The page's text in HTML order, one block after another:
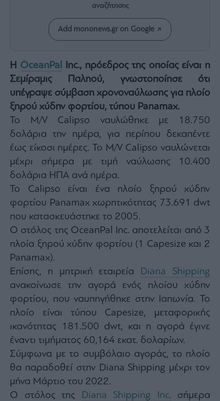
Bons
Vivants
Auto
Life
&
Style
Υγεία
Architecture
&
Design
Fashion
&
Watches
Yachts
Table
Two
Μετοχές
Αγορές
Trader's
book
Buy-
Hold-
Sell
The
αναζήτησης
Add mononews.gr on Google
Η OceanPal
Inc., πρόεδρος της οποίας είναι η
Σεμίραμις Παληού, γνωστοποίησε ότι
υπέγραψε σύμβαση χρονοναύλωσης για πλοίο
ξηρού χύδην φορτίου, τύπου Panamax.
Το M/V Calipso ναυλώθηκε με 18.750
δολάρια την ημέρα, για περίπου δεκαπέντε
έως είκοσι ημέρες. Το M/V Calipso ναυλώνεται
μέχρι σήμερα με τιμή ναύλωσης 10.400
δολάρια ΗΠΑ ανά ημέρα.
Το Calipso είναι ένα πλοίο ξηρού χύδην
φορτίου Panamax χωρητικότητας 73.691 dwt
που κατασκευάστηκε το 2005.
Ο στόλος της OceanPal Inc. αποτελείται από 3
πλοία ξηρού χύδην φορτίου (1 Capesize και 2
Panamax).
Επίσης, η μητρική εταιρεία
Diana Shipping
ανακοίνωσε την αγορά ενός πλοίου χύδην
φορτίου, που ναυπηγήθηκε στην Ιαπωνία. Το
πλοίο είναι τύπου Capesize, μεταφορικής
ικανότητας 181.500 dwt, και η αγορά έγινε
έναντι τιμήματος 60,164 εκατ. δολαρίων.
Σύμφωνα με το συμβόλαιο αγοράς, το πλοίο
θα παραδοθεί στην Diana Shipping μέχρι τον
μήνα Μάρτιο του 2022.
Ο στόλος της
Diana Shipping Inc. σήμερα